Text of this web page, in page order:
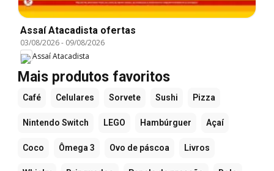
Assaí Atacadista ofertas
03/08/2026- 09/08/2026
Assaí Atacadista
Mais produtos favoritos
Café Celulares Sorvete Sushi Pizza
Nintendo Switch LEGO Hambúrguer Açaí
Coco Ômega 3 Ovo de páscoa Livros